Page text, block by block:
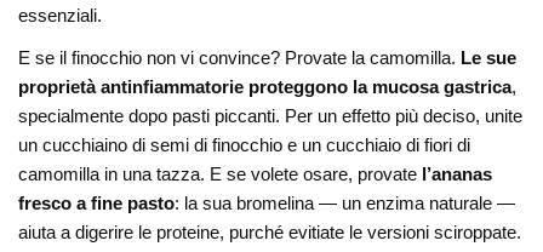
essenziali.
E se il finocchio non vi convince? Provate la camomilla. Le sue
proprietà antinfiammatorie proteggono la mucosa gastrica,
specialmente dopo pasti piccanti. Per un effetto più deciso, unite
un cucchiaino di semi di finocchio e un cucchiaio di fiori di
camomilla in una tazza. E se volete osare, provate l’ananas
fresco a fine pasto: la sua bromelina — un enzima naturale —
aiuta a digerire le proteine, purché evitiate le versioni sciroppate.